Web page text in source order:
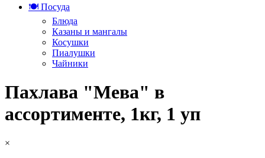
🍽️ Посуда
Блюда
Казаны и мангалы
Косушки
Пиалушки
Чайники
Пахлава "Мева" в
ассортименте, 1кг, 1 уп
×